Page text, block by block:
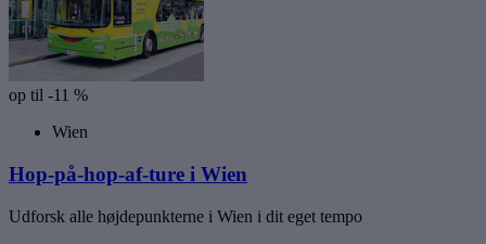
op til -11 %
Wien
Hop-på-hop-af-ture i Wien
Udforsk alle højdepunkterne i Wien i dit eget tempo